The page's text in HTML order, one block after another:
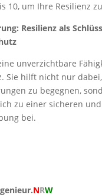
10, um Ihre Resilienz
Resilienz als
unverzichtbare
Sie hilft nicht nur
zu begegnen,
zu einer sicheren
bei.
NRW